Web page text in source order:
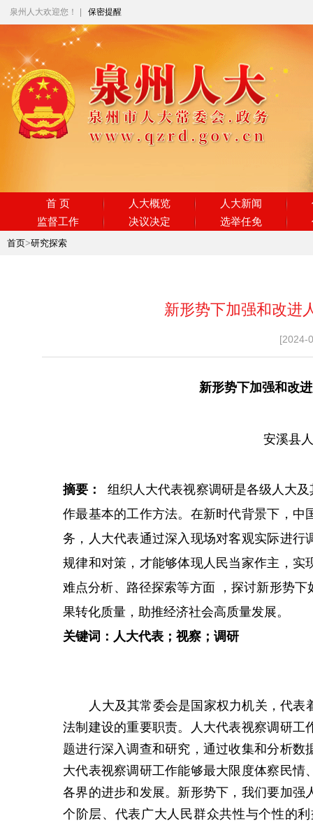
泉州人大欢迎您！ 保密提醒
首 页 人大概览 人大新闻
监督工作
决议决定 选举任免
首页>研究探索
新形势下加强和改进
[2024-
新形势下加强和改
安溪县
摘要：组织人大代表视察调研是各级人大
作最基本的工作方法。在新时代背景下，
务，人大代表通过深入现场对客观实际进
规律和对策，才能够体现人民当家作主，
难点分析、路径探索等方面 ，探讨新形势
果转化质量，助推经济社会高质量发展。
关键词：人大代表； 视察 ； 调研
人大及其常委会是国家权力机关，代
法制建设的重要职责。人大代表视察调研
题进行深入调查和研究，通过收集和分析
大代表视察调研工作能够最大限度体察民
各界的进步和发展。新形势下，我们要加
个阶层、代表广大人民群众共性与个性的